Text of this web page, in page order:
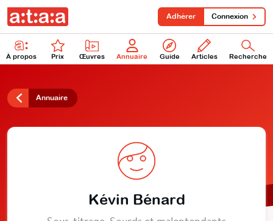
À propos Prix Œuvres Annuaire Guide Articles Recherche
Adhérer Connexion
Annuaire
Kévin Bénard